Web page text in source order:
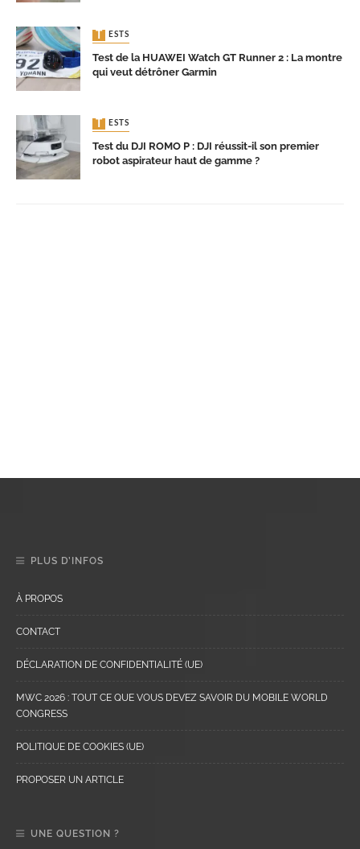
TESTS
Test de la HUAWEI Watch GT Runner 2 : La montre
qui veut détrôner Garmin
TESTS
Test du DJI ROMO P : DJI réussit-il son premier
robot aspirateur haut de gamme ?
PLUS D’INFOS
À PROPOS
CONTACT
DÉCLARATION DE CONFIDENTIALITÉ (UE)
MWC 2026 : TOUT CE QUE VOUS DEVEZ SAVOIR DU MOBILE WORLD
CONGRESS
POLITIQUE DE COOKIES (UE)
PROPOSER UN ARTICLE
UNE QUESTION ?